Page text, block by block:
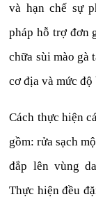
và hạn chế sự
pháp hỗ trợ đơn
chữa sùi mào gà
cơ địa và mức
Cách thực hiện
gồm: rửa sạch
đắp lên vùng
Thực hiện đều